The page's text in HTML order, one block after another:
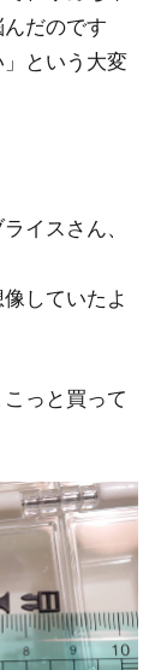
だのです
という大変
イスさん、
していたよ
っと買って